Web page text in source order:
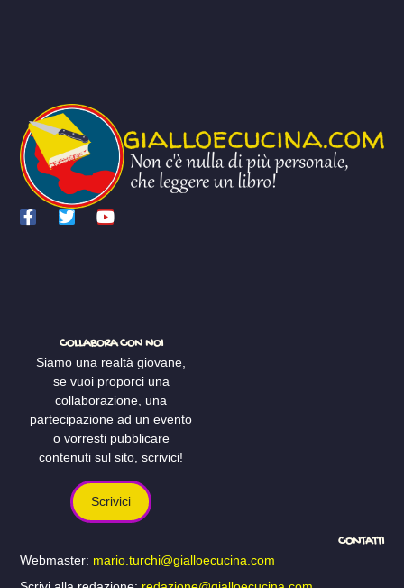
COLLABORA CON NOI
Siamo una realtà giovane,
se vuoi proporci una
collaborazione, una
partecipazione ad un evento
o vorresti pubblicare
contenuti sul sito, scrivici!
Scrivici
CONTATTI
Webmaster: mario.turchi@gialloecucina.com